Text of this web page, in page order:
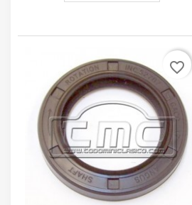
favorite_border